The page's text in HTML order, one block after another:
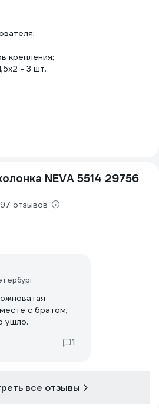
крепления;
- 3 шт.
NEVA 5514 29756
97 отзывов
с братом,
ушло.
1
все отзывы